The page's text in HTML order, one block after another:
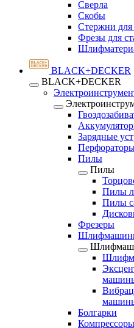
Сверла
Скобы
Стержни для
Фрезы для
BLACK+DECKER
BLACK+DECKER
Зарядные
Пилы
Пилы
Пилы
Пилы
Фрезеры
Болгарки
Компрессоры